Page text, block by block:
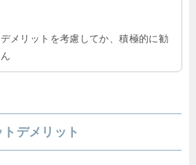
メリットを考慮してか、積極的に勧
デメリット